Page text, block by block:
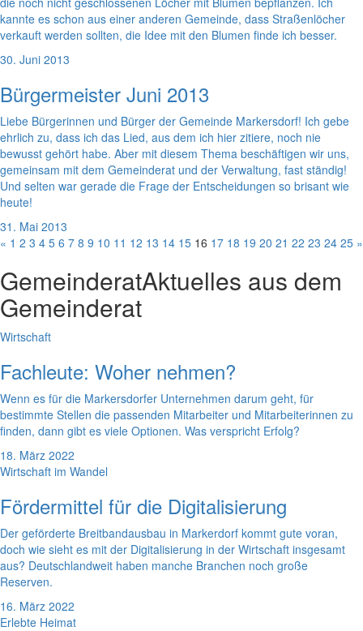
kannte es schon aus einer anderen Gemeinde, dass Straßenlöcher
verkauft werden sollten, die Idee mit den Blumen finde ich besser.
30. Juni 2013
Bürgermeister Juni 2013
Liebe Bürgerinnen und Bürger der Gemeinde Markersdorf! Ich gebe
ehrlich zu, dass ich das Lied, aus dem ich hier zitiere, noch nie
bewusst gehört habe. Aber mit diesem Thema beschäftigen wir uns,
gemeinsam mit dem Gemeinderat und der Verwaltung, fast ständig!
Und selten war gerade die Frage der Entscheidungen so brisant wie
heute!
31. Mai 2013
« 1 2 3 4 5 6 7 8 9 10 11 12 13 14 15 16 17 18 19 20 21 22 23 24 25 »
GemeinderatAktuelles aus dem
Gemeinderat
Wirtschaft
Fachleute: Woher nehmen?
Wenn es für die Markersdorfer Unternehmen darum geht, für
bestimmte Stellen die passenden Mitarbeiter und Mitarbeiterinnen zu
finden, dann gibt es viele Optionen. Was verspricht Erfolg?
18. März 2022
Wirtschaft im Wandel
Fördermittel für die Digitalisierung
Der geförderte Breitbandausbau in Markerdorf kommt gute voran,
doch wie sieht es mit der Digitalisierung in der Wirtschaft insgesamt
aus? Deutschlandweit haben manche Branchen noch große
Reserven.
16. März 2022
Erlebte Heimat